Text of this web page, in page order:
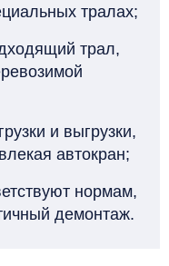
тралах;
трал,
и выгрузки,
автокран;
нормам,
демонтаж.